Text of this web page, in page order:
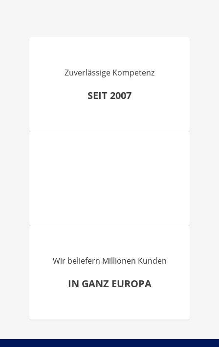
Zuverlässige Kompetenz
SEIT 2007
Wir beliefern Millionen Kunden
IN GANZ EUROPA